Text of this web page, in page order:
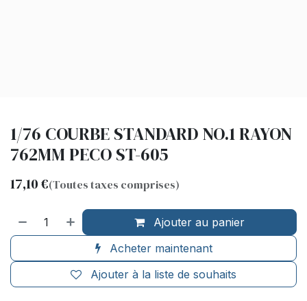
1/76 COURBE STANDARD NO.1 RAYON
762MM PECO ST-605
17,10€(Toutes taxes comprises)
Ajouter au panier
Acheter maintenant
Ajouter à la liste de souhaits